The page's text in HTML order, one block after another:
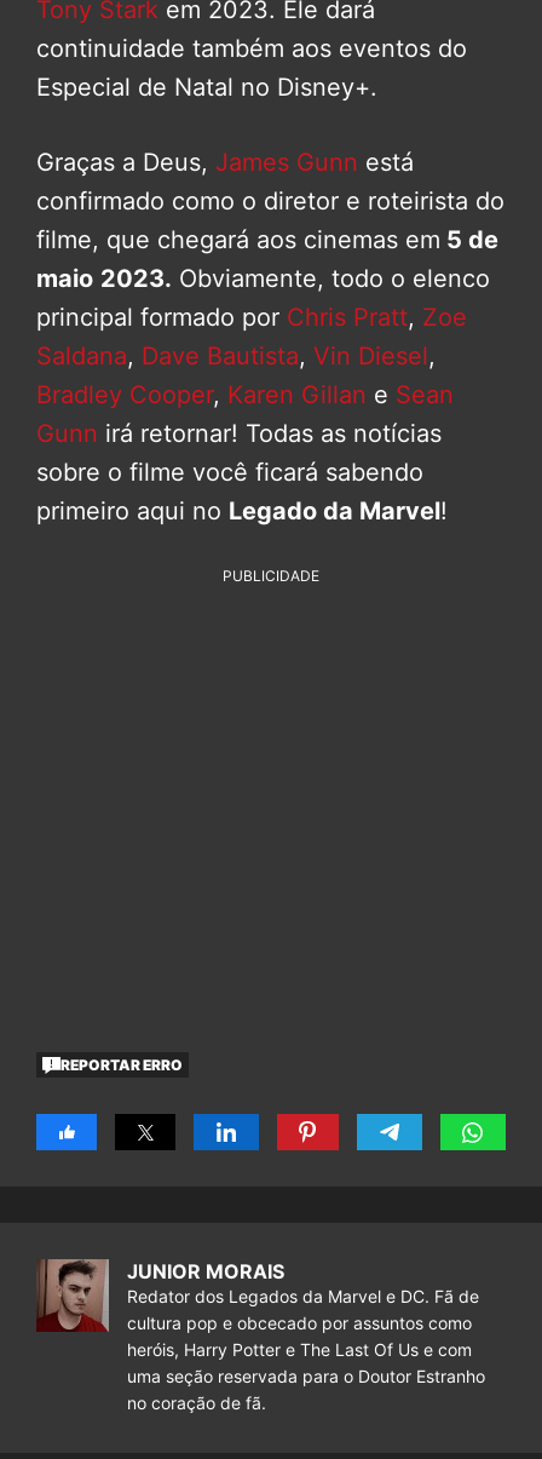
Tony Stark em 2023. Ele dará
continuidade também aos eventos do
Especial de Natal no Disney+.
Graças a Deus, James Gunn está
confirmado como o diretor e roteirista do
filme, que chegará aos cinemas em 5 de
maio 2023. Obviamente, todo o elenco
principal formado por Chris Pratt, Zoe
Saldana, Dave Bautista, Vin Diesel,
Bradley Cooper, Karen Gillan e Sean
Gunn irá retornar! Todas as notícias
sobre o filme você ficará sabendo
primeiro aqui no Legado da Marvel!
PUBLICIDADE
REPORTAR ERRO
JUNIOR MORAIS
Redator dos Legados da Marvel e DC. Fã de
cultura pop e obcecado por assuntos como
heróis, Harry Potter e The Last Of Us e com
uma seção reservada para o Doutor Estranho
no coração de fã.